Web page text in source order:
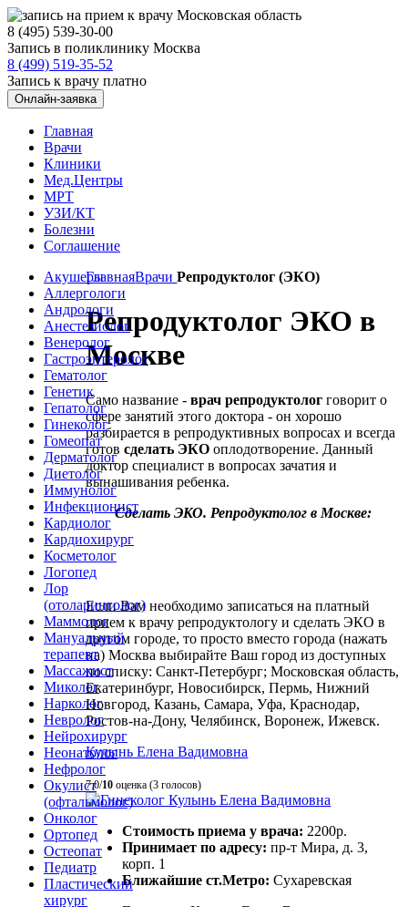
8 (495) 539-30-00
Запись в поликлинику Москва
8 (499) 519-35-52
Запись к врачу платно
Онлайн-заявка
Главная
Врачи
Клиники
Мед.Центры
МРТ
УЗИ/КТ
Болезни
Соглашение
ГлавнаяВрачиРепродуктолог (ЭКО)
Репродуктолог ЭКО в
Москве
Само название -врач репродуктолог говорит о
сфере занятий этого доктора - он хорошо
разбирается в репродуктивных вопросах и всегда
готовсделать ЭКО оплодотворение. Данный
доктор специалист в вопросах зачатия и
вынашивания ребенка.
Сделать ЭКО. Репродуктолог в Москве:
Если Вам необходимо записаться на платный
прием к врачу репродуктологу и сделать ЭКО в
другом городе, то просто вместо города (нажать
на) Москва выбирайте Ваш город из доступных
по списку: Санкт-Петербург; Московская область,
Екатеринбург, Новосибирск, Пермь, Нижний
Новгород, Казань, Самара, Уфа, Краснодар,
Ростов-на-Дону, Челябинск, Воронеж, Ижевск.
Кулынь Елена Вадимовна
7.0/10 оценка (3 голосов)
Стоимость приема у врача: 2200р.
Принимает по адресу:пр-т Мира, д. 3,
корп. 1
Ближайшие ст.Метро:Сухаревская
Акушеры
Аллергологи
Андрологи
Анестезиолог
Венеролог
Гастроэнтеролог
Гематолог
Генетик
Гепатолог
Гинеколог
Гомеопат
Дерматолог
Диетолог
Иммунолог
Инфекционист
Кардиолог
Кардиохирург
Косметолог
Логопед
Лор
(отоларинголог)
Маммолог
Мануальный
терапевт
Массажист
Миколог
Нарколог
Невролог
Нейрохирург
Неонатолог
Нефролог
Окулист
(офтальмолог)
Онколог
Ортопед
Остеопат
Педиатр
Пластический
хирург